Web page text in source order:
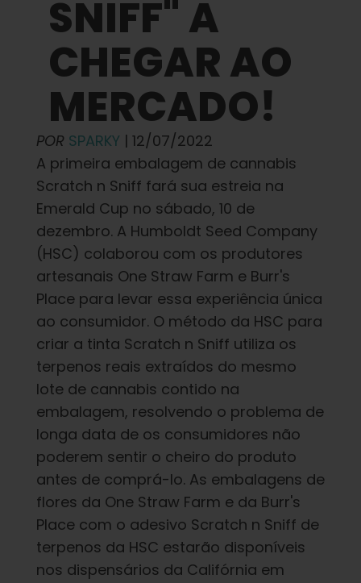
Imprensa
Sobre
Caça ao feno
Preservando a genética caribenha
Contato
Loja
Português Brasileiro
Procurar
por:
SNIFF" A
CHEGAR AO
MERCADO!
POR SPARKY | 12/07/2022
A primeira embalagem de cannabis
Scratch n Sniff fará sua estreia na
Emerald Cup no sábado, 10 de
dezembro. A Humboldt Seed Company
(HSC) colaborou com os produtores
artesanais One Straw Farm e Burr's
Place para levar essa experiência única
ao consumidor. O método da HSC para
criar a tinta Scratch n Sniff utiliza os
terpenos reais extraídos do mesmo
lote de cannabis contido na
embalagem, resolvendo o problema de
longa data de os consumidores não
poderem sentir o cheiro do produto
antes de comprá-lo. As embalagens de
flores da One Straw Farm e da Burr's
Place com o adesivo Scratch n Sniff de
terpenos da HSC estarão disponíveis
nos dispensários da Califórnia em